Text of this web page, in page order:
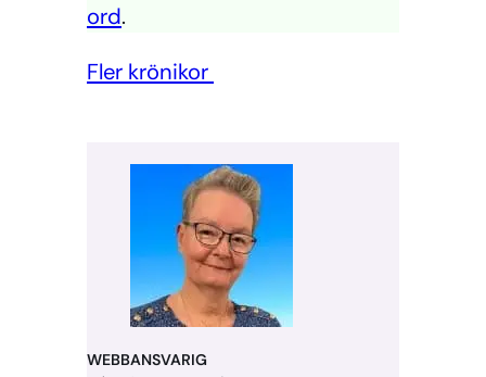
ord.
Fler krönikor
WEBBANSVARIG